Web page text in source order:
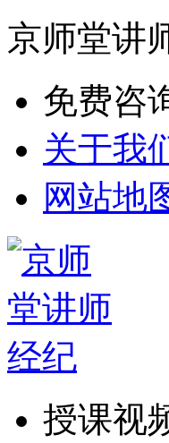
京师堂讲
免费咨
关于我
网站地
授课视